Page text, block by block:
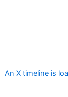
An X timeline is